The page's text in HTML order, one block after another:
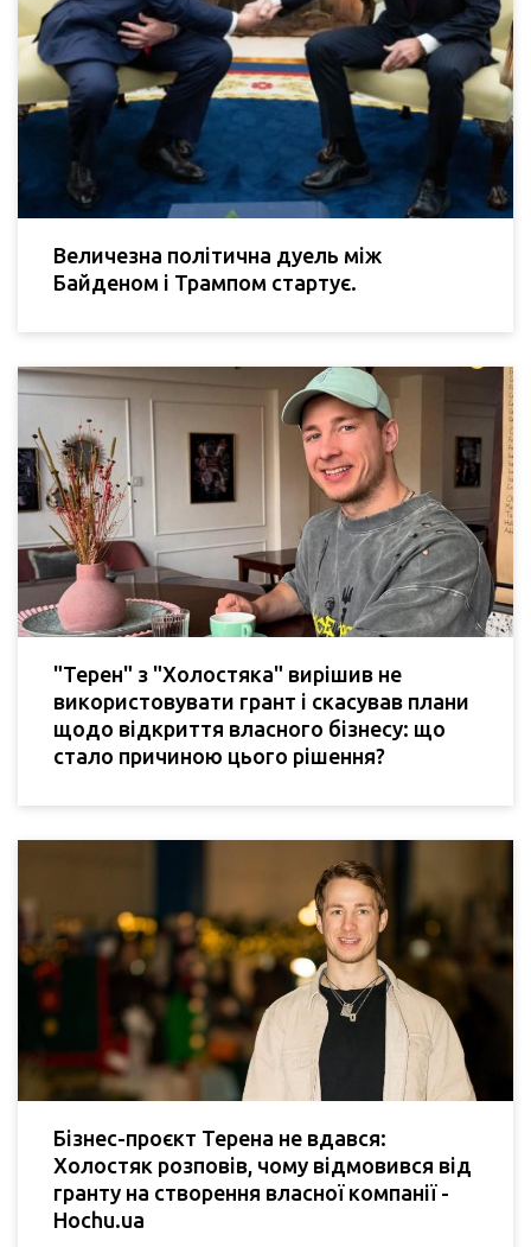
Величезна політична дуель між
Байденом і Трампом стартує.
"Терен" з "Холостяка" вирішив не
використовувати грант і скасував плани
щодо відкриття власного бізнесу: що
стало причиною цього рішення?
Бізнес-проєкт Терена не вдався:
Холостяк розповів, чому відмовився від
гранту на створення власної компанії -
Hochu.ua